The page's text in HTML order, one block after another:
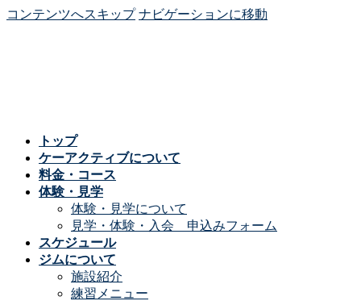
コンテンツへスキップ ナビゲーションに移動
トップ
ケーアクティブについて
料金・コース
体験・見学
体験・見学について
見学・体験・入会 申込みフォーム
スケジュール
ジムについて
施設紹介
練習メニュー